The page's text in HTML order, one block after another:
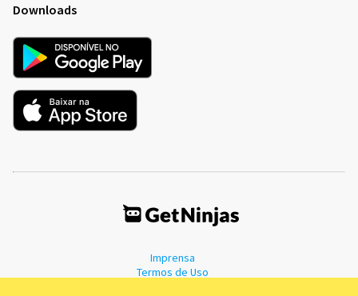
Downloads
Imprensa
Termos de Uso